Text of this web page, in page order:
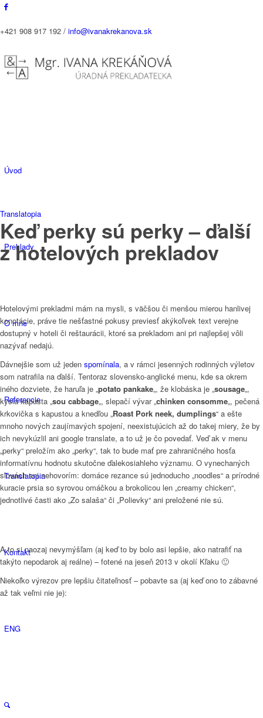
+421 908 917 192 / info@ivanakrekanova.sk
Úvod
Preklady
O mne
Referencie
Translatopia
Kontakt
ENG
Translatopia
Keď perky sú perky – ďalší
z hotelových prekladov
Hotelovými prekladmi mám na mysli, s väčšou či menšou mierou hanlivej
konotácie, práve tie nešťastné pokusy previesť akýkoľvek text verejne
dostupný v hoteli či reštaurácii, ktoré sa prekladom ani pri najlepšej vôli
nazývať nedajú.
Dávnejšie som už jeden spomínala, a v rámci jesenných rodinných výletov
som natrafila na ďalší. Tentoraz slovensko-anglické menu, kde sa okrem
iného dozviete, že haruľa je „potato pankake„, že klobáska je „sousage„,
kyslá kapusta „sou cabbage„, slepačí vývar „chinken consomme„, pečená
krkovička s kapustou a knedľou „Roast Pork neek, dumplings“ a ešte
mnoho nových zaujímavých spojení, neexistujúcich až do takej miery, že by
ich nevykúzlil ani google translate, a to už je čo povedať. Veď ak v menu
„perky“ preložím ako „perky“, tak to bude mať pre zahraničného hosťa
informatívnu hodnotu skutočne ďalekosiahleho významu. O vynechaných
slovách ani nehovorím: domáce rezance sú jednoducho „noodles“ a prírodné
kuracie prsia so syrovou omáčkou a brokolicou len „creamy chicken“,
jednotlivé časti ako „Zo salaša“ či „Polievky“ ani preložené nie sú.
A to si naozaj nevymýšľam (aj keď to by bolo asi lepšie, ako natrafiť na
takýto nepodarok aj reálne) – fotené na jeseň 2013 v okolí Kľaku 🙂
Niekoľko výrezov pre lepšiu čitateľnosť – pobavte sa (aj keď ono to zábavné
až tak veľmi nie je):